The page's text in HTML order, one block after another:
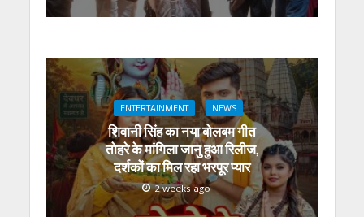
ENTERTAINMENT NEWS
शिवानी सिंह का नया बोलबम गीत
तोहरे के मांगिला जानु हुआ रिलीज,
दर्शकों का मिल रहा भरपूर प्यार
2 weeks ago